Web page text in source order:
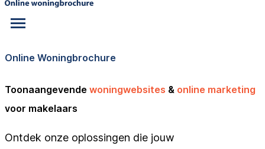
Online Woningbrochure
Toonaangevende woningwebsites & online marketing
voor makelaars
Ontdek onze oplossingen die jouw